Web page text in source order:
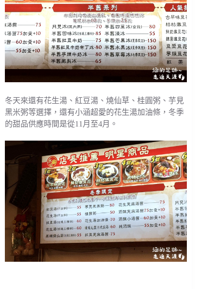
冬天來還有花生湯、紅豆湯、燒仙草、桂圓粥、芋見
黑米粥等選擇，還有小涵超愛的花生湯加油條，冬季
的甜品供應時間是從11月至4月。